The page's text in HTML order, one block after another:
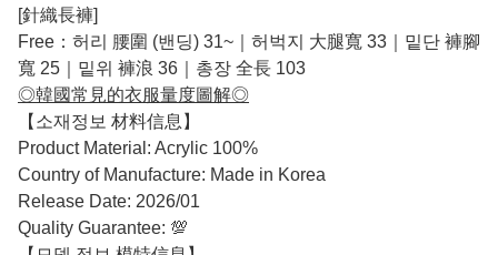
[針織長褲]
Free：허리 腰圍 (밴딩) 31~｜허벅지 大腿寬 33｜밑단 褲腳
寬 25｜밑위 褲浪 36｜총장 全長 103
◎韓國常見的衣服量度圖解◎
【소재정보 材料信息】
Product Material: Acrylic 100%
Country of Manufacture: Made in Korea
Release Date: 2026/01
Quality Guarantee: 💯